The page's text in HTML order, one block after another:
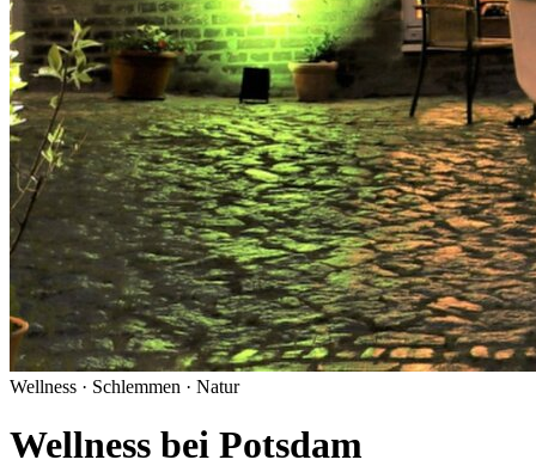
Wellness · Schlemmen · Natur
Wellness bei Potsdam